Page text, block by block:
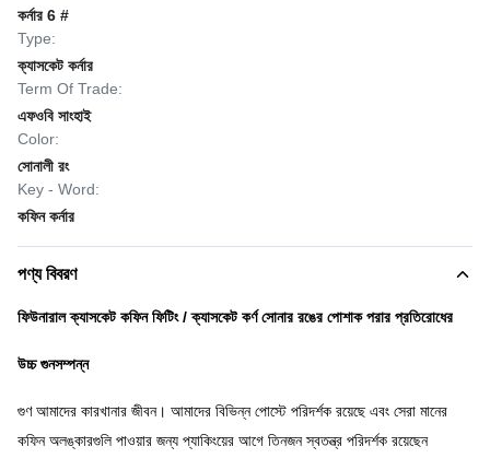
কর্নার 6 #
Type:
ক্যাসকেট কর্নার
Term Of Trade:
এফওবি সাংহাই
Color:
সোনালী রং
Key - Word:
কফিন কর্নার
পণ্য বিবরণ
ফিউনারাল ক্যাসকেট কফিন ফিটিং / ক্যাসকেট কর্ণ সোনার রঙের পোশাক পরার প্রতিরোধের
উচ্চ গুনসম্পন্ন
গুণ আমাদের কারখানার জীবন। আমাদের বিভিন্ন পোস্টে পরিদর্শক রয়েছে এবং সেরা মানের
কফিন অলঙ্কারগুলি পাওয়ার জন্য প্যাকিংয়ের আগে তিনজন স্বতন্ত্র পরিদর্শক রয়েছেন